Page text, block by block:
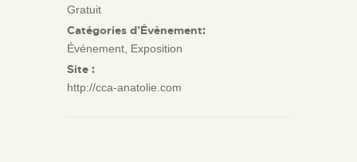
Gratuit
Catégories d’Évènement:
Événement Exposition
Site :
http://cca-anatolie.com